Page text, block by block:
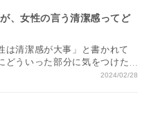
、女性の言う清潔感ってど
は清潔感が大事」と書かれて
どういった部分に気をつけた
洗っていますしニオイには気
2024/02/28